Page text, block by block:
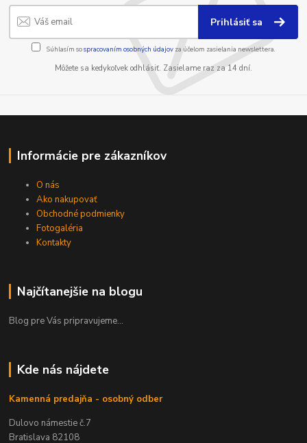
Prihlásiť sa
Súhlasím sospracovaním osobných údajov za účelom zasielania newslettera.
Môžete sa kedykoľvek odhlásiť. Zasielame raz za 14 dní.
Informácie pre zákazníkov
O nás
Ako nakupovať
Obchodné podmienky
Fotogaléria
Kontakty
Najčítanejšie na blogu
Blog pre Vás pripravujeme...
Kde nás nájdete
Kamenná predajňa - osobný odber
Dulovo námestie č.7
Bratislava 82108